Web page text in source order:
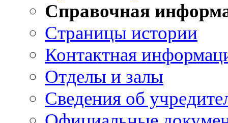
Справочная
Страницы истории
Контактная
Отделы и залы
Сведения об